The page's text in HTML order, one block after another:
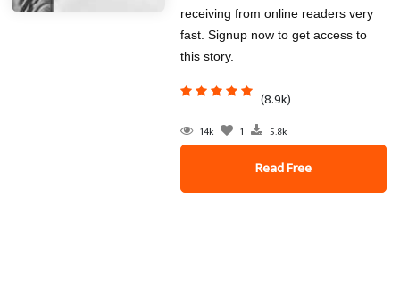
receiving from online readers very
fast. Signup now to get access to
this story.
(8.9k)
14k 1 5.8k
Read Free